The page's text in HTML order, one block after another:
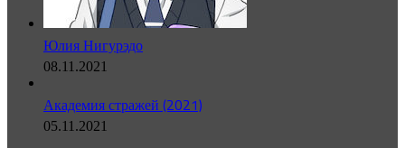
Юлия Нигурэдо
08.11.2021
Академия стражей (2021)
05.11.2021